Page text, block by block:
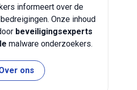
informeert over de
Onze inhoud
beveiligingsexperts
malware onderzoekers.
ons